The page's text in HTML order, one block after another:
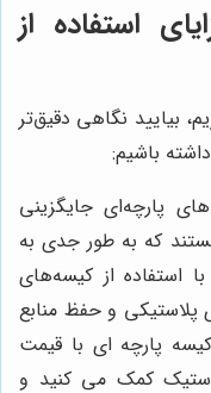
استفاده از
بیایید نگاهی دقیق‌تر
باشیم:
پارچه‌ای جایگزینی
که به طور جدی به
استفاده از کیسه‌های
پلاستیکی و حفظ منابع
پارچه ای با قیمت
کمک می کنید و